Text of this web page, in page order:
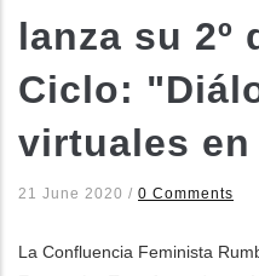
lanza su 2º
Ciclo:
virtuales
21 June 2020 / 0 Comments
La Confluencia Feminista